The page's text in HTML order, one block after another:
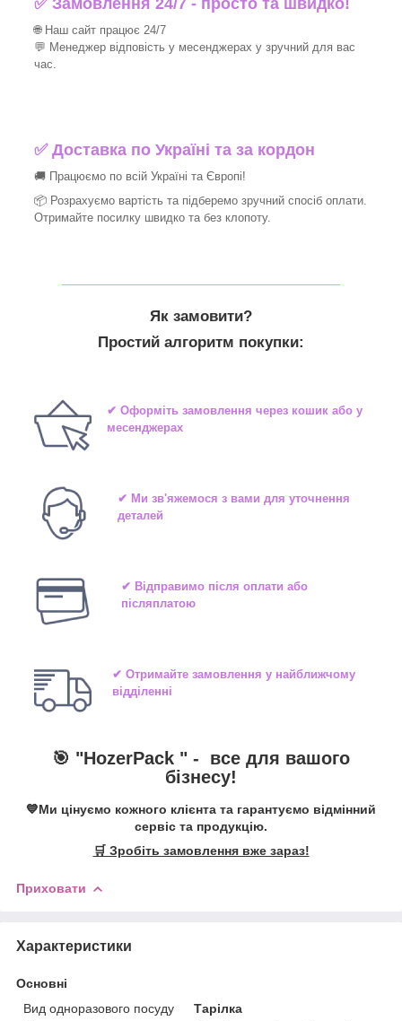
🌐 Наш сайт працює 24/7
💬 Менеджер відповість у месенджерах у зручний для вас
час.
✅Доставка по Україні та за кордон
🚚 Працюємо по всій Україні та Європі!
📦 Розрахуємо вартість та підберемо зручний спосіб оплати.
Отримайте посилку швидко та без клопоту.
Як замовити?
Простий алгоритм покупки:
✔ Оформіть замовлення через кошик або у
месенджерах
✔ Ми зв'яжемося з вами для уточнення
деталей
✔ Відправимо після оплати або
післяплатою
✔ Отримайте замовлення у найближчому
відділенні
🎯 "HozerPack " - все для вашого
бізнесу!
💙Ми цінуємо кожного клієнта та гарантуємо відмінний
сервіс та продукцію.
🛒 Зробіть замовлення вже зараз!
Приховати
Характеристики
Основні
Вид одноразового посуду
Тарілка